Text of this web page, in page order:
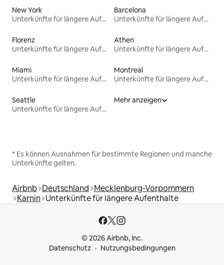
New York
Unterkünfte für längere Aufenthalte
Barcelona
Unterkünfte für längere Aufenthalte
Florenz
Unterkünfte für längere Aufenthalte
Athen
Unterkünfte für längere Aufenthalte
Miami
Unterkünfte für längere Aufenthalte
Montreal
Unterkünfte für längere Aufenthalte
Seattle
Unterkünfte für längere Aufenthalte
Mehr anzeigen
* Es können Ausnahmen für bestimmte Regionen und manche
Unterkünfte gelten.
Airbnb Deutschland Mecklenburg-Vorpommern
Karnin Unterkünfte für längere Aufenthalte
© 2026 Airbnb, Inc.
Datenschutz
Nutzungsbedingungen